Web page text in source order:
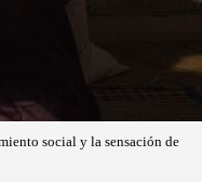
social y la sensación de